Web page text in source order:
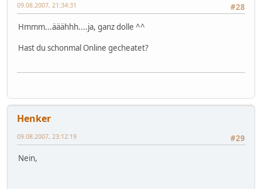
#28
09.08.2007, 21:34:31
Hmmm...ääähhh....ja, ganz dolle ^^
Hast du schonmal Online gecheatet?
Henker
#29
09.08.2007, 23:12:19
Nein,